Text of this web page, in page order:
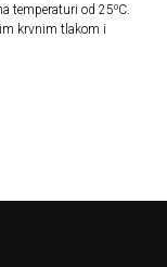
temperaturi od 25⁰C.
krvnim tlakom i